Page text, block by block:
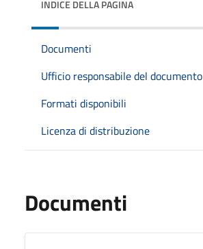
INDICE DELLA PAGINA
Documenti
Ufficio responsabile del documento
Formati disponibili
Licenza di distribuzione
Documenti